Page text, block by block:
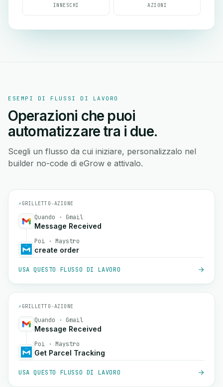
INNESCHI AZIONI
ESEMPI DI FLUSSI DI LAVORO
Operazioni che puoi
automatizzare tra i due.
Scegli un flusso da cui iniziare, personalizzalo nel
builder no-code di eGrow e attivalo.
⚡ GRILLETTO→AZIONE
Quando · Gmail
Message Received
Poi · Maystro
create order
USA QUESTO FLUSSO DI LAVORO
⚡ GRILLETTO→AZIONE
Quando · Gmail
Message Received
Poi · Maystro
Get Parcel Tracking
USA QUESTO FLUSSO DI LAVORO